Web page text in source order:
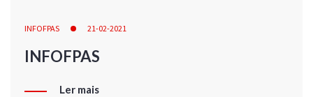
INFOFPAS 21-02-2021
INFOFPAS
Ler mais